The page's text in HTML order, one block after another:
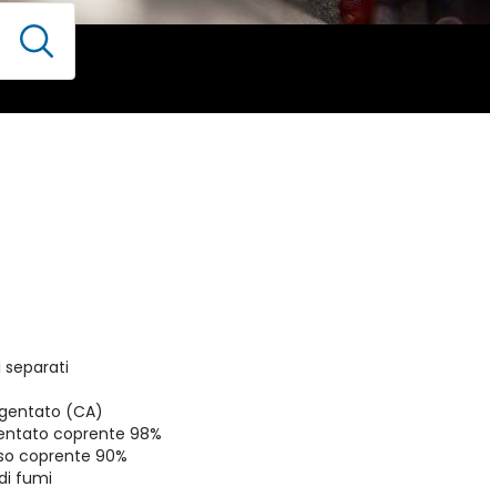
separati
(CA)
coprente 98%
coprente 90%
fumi